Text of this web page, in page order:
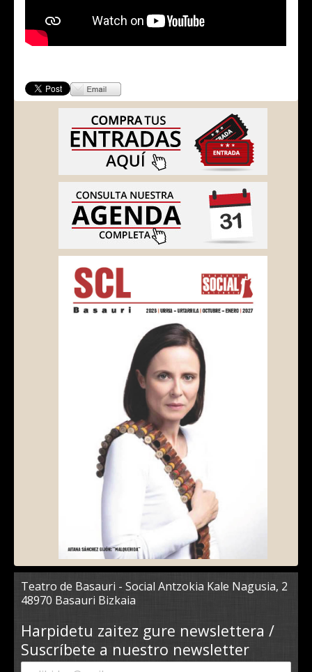
Teatro de Basauri - Social Antzokia Kale Nagusia, 2
48970 Basauri Bizkaia
Harpidetu zaitez gure newslettera /
Suscríbete a nuestro newsletter